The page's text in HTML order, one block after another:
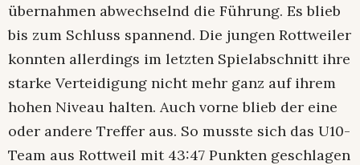
übernahmen abwechselnd die Führung. Es blieb
bis zum Schluss spannend. Die jungen Rottweiler
konnten allerdings im letzten Spielabschnitt ihre
starke Verteidigung nicht mehr ganz auf ihrem
hohen Niveau halten. Auch vorne blieb der eine
oder andere Treffer aus. So musste sich das U10-
Team aus Rottweil mit 43:47 Punkten geschlagen